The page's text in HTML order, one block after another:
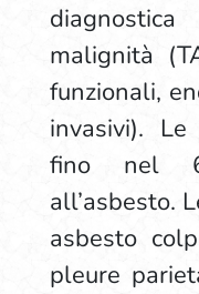
malignità
funzionali,
invasivi).
fino nel
all’asbesto.
asbesto
pleure